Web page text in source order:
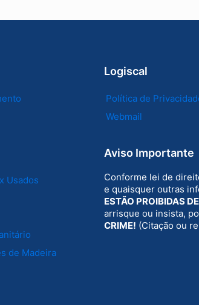
Usados
de Madeira
Logiscal
Política de
Webmail
Aviso Importante
Conforme lei de
e quaisquer outras
ESTÃO PROIBIDAS
arrisque ou insista,
CRIME! (Citação ou